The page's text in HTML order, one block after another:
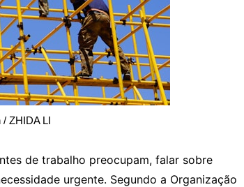
ZHIDA LI
de trabalho preocupam, falar sobre
urgente. Segundo a Organização